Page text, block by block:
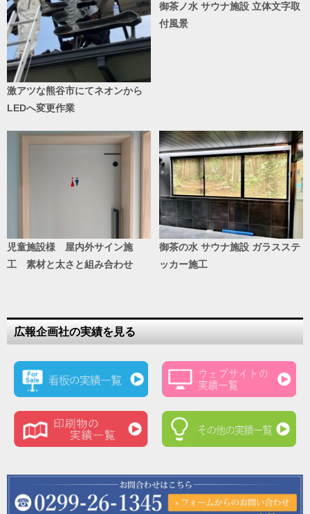
激アツな熊谷市にてネオンから
LEDへ変更作業
御茶ノ水 サウナ施設 立体文字取
付風景
児童施設様 屋内外サイン施
工 素材と太さと組み合わせ
御茶の水 サウナ施設 ガラスステ
ッカー施工
広報企画社の実績を見る